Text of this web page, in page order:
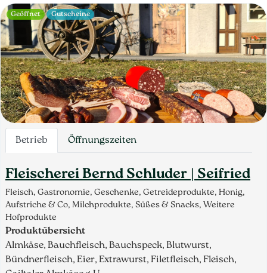
Betrieb Öffnungszeiten
Fleischerei Bernd Schluder | Seifried
Fleisch, Gastronomie, Geschenke, Getreideprodukte, Honig,
Aufstriche & Co, Milchprodukte, Süßes & Snacks, Weitere
Hofprodukte
Produktübersicht
Almkäse, Bauchfleisch, Bauchspeck, Blutwurst,
Bündnerfleisch, Eier, Extrawurst, Filetfleisch, Fleisch,
Geöffnet Gutscheine